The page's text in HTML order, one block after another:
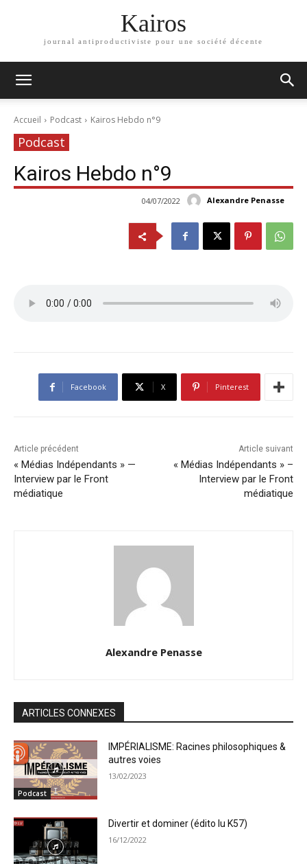
Kairos
journal antiproductiviste pour une société décente
Accueil Podcast Kairos Hebdo n°9
Podcast
Kairos Hebdo n°9
Alexandre Penasse
04/07/2022
Facebook X Pinterest
Article précédent
« Médias Indépendants » —
Interview par le Front
médiatique
Article suivant
« Médias Indépendants » –
Interview par le Front
médiatique
Alexandre Penasse
ARTICLES CONNEXES
Podcast
IMPÉRIALISME: Racines philosophiques &
autres voies
13/02/2023
Divertir et dominer (édito lu K57)
16/12/2022